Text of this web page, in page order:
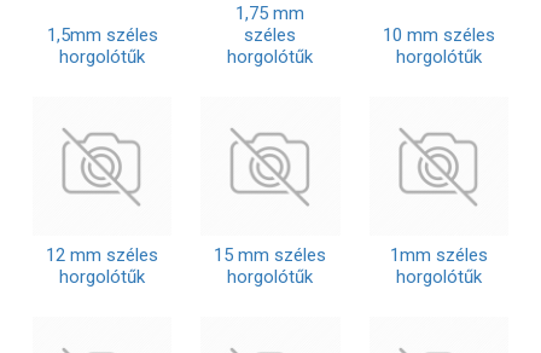
1,5mm széles
horgolótűk
1,75 mm
széles
horgolótűk
10 mm széles
horgolótűk
12 mm széles
horgolótűk
15 mm széles
horgolótűk
1mm széles
horgolótűk